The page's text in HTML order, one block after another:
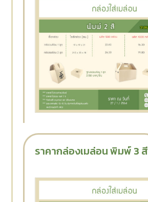
ราคากล่องเมล่อน พิมพ์ 3 สี